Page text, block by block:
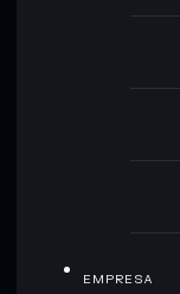
EMPRESA